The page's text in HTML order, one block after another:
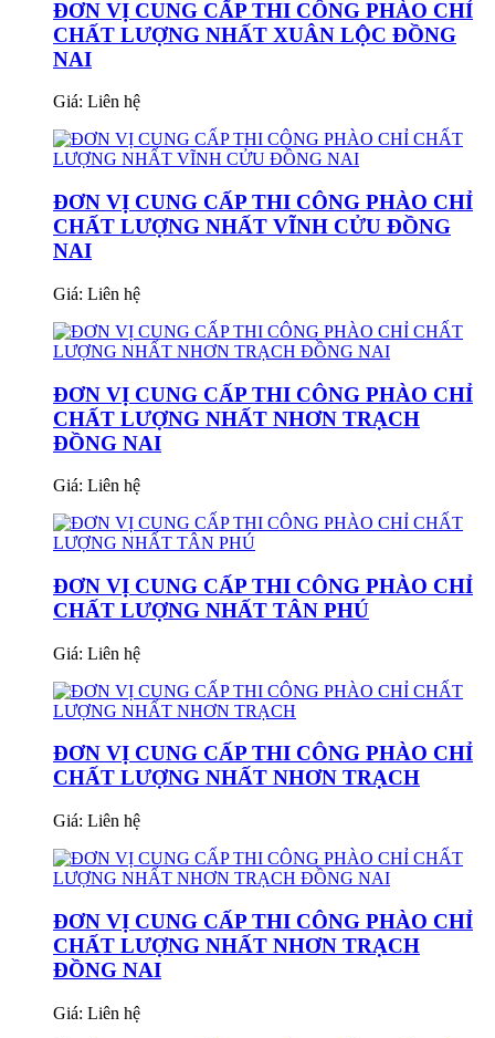
ĐƠN VỊ CUNG CẤP THI CÔNG PHÀO CHỈ
CHẤT LƯỢNG NHẤT XUÂN LỘC ĐỒNG
NAI
Giá: Liên hệ
ĐƠN VỊ CUNG CẤP THI CÔNG PHÀO CHỈ
CHẤT LƯỢNG NHẤT VĨNH CỬU ĐỒNG
NAI
Giá: Liên hệ
ĐƠN VỊ CUNG CẤP THI CÔNG PHÀO CHỈ
CHẤT LƯỢNG NHẤT NHƠN TRẠCH
ĐỒNG NAI
Giá: Liên hệ
ĐƠN VỊ CUNG CẤP THI CÔNG PHÀO CHỈ
CHẤT LƯỢNG NHẤT TÂN PHÚ
Giá: Liên hệ
ĐƠN VỊ CUNG CẤP THI CÔNG PHÀO CHỈ
CHẤT LƯỢNG NHẤT NHƠN TRẠCH
Giá: Liên hệ
ĐƠN VỊ CUNG CẤP THI CÔNG PHÀO CHỈ
CHẤT LƯỢNG NHẤT NHƠN TRẠCH
ĐỒNG NAI
Giá: Liên hệ